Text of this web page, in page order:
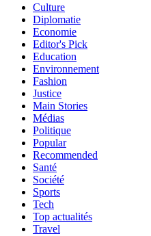
Culture
Diplomatie
Economie
Editor's Pick
Education
Environnement
Fashion
Justice
Main Stories
Médias
Politique
Popular
Recommended
Santé
Société
Sports
Tech
Top actualités
Travel